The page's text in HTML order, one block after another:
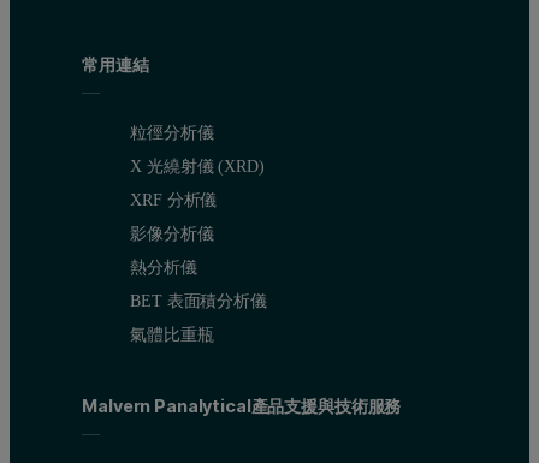
常用連結
粒徑分析儀
X 光繞射儀 (XRD)
XRF 分析儀
影像分析儀
熱分析儀
BET 表面積分析儀
氣體比重瓶
Malvern Panalytical產品支援與技術服務